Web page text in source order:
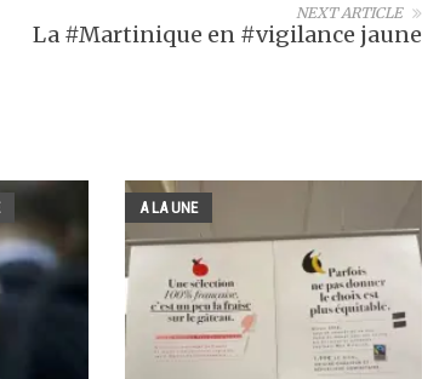
NEXT ARTICLE
La #Martinique en #vigilance jaune
A LA UNE